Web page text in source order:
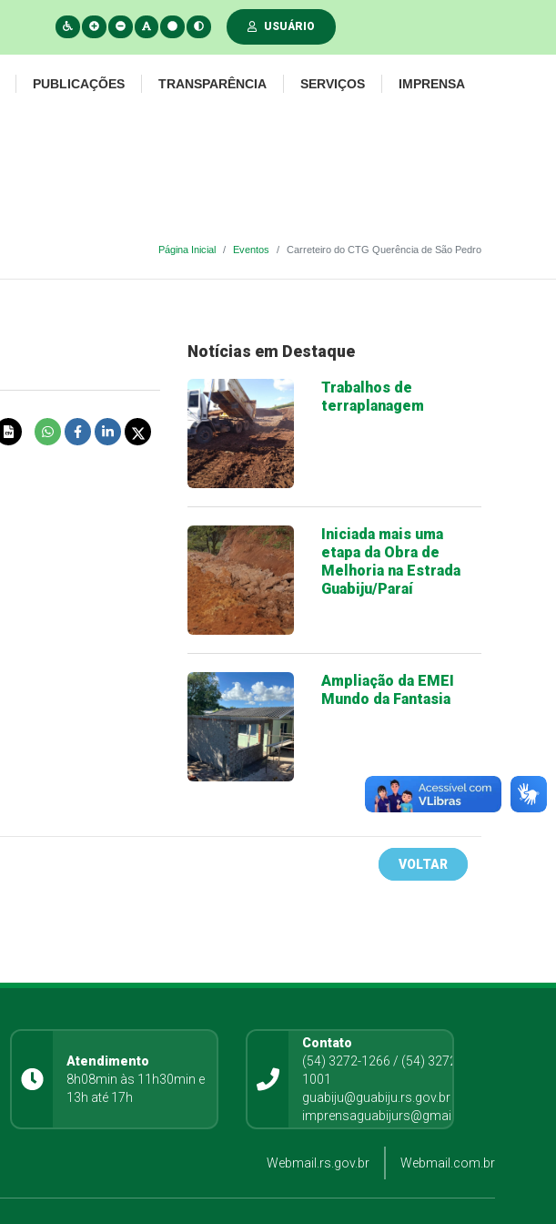
USUÁRIO
PUBLICAÇÕES TRANSPARÊNCIA SERVIÇOS IMPRENSA
Página Inicial Eventos Carreteiro do CTG Querência de São Pedro
Notícias em Destaque
Trabalhos de
terraplanagem
Iniciada mais uma
etapa da Obra de
Melhoria na Estrada
Guabiju/Paraí
Ampliação da EMEI
Mundo da Fantasia
VOLTAR
Atendimento
8h08min às 11h30min e
13h até 17h
Contato
(54) 3272-1266 / (54) 3272-
1001
guabiju@guabiju.rs.gov.br
imprensaguabijurs@gmail.com
Webmail.rs.gov.br Webmail.com.br